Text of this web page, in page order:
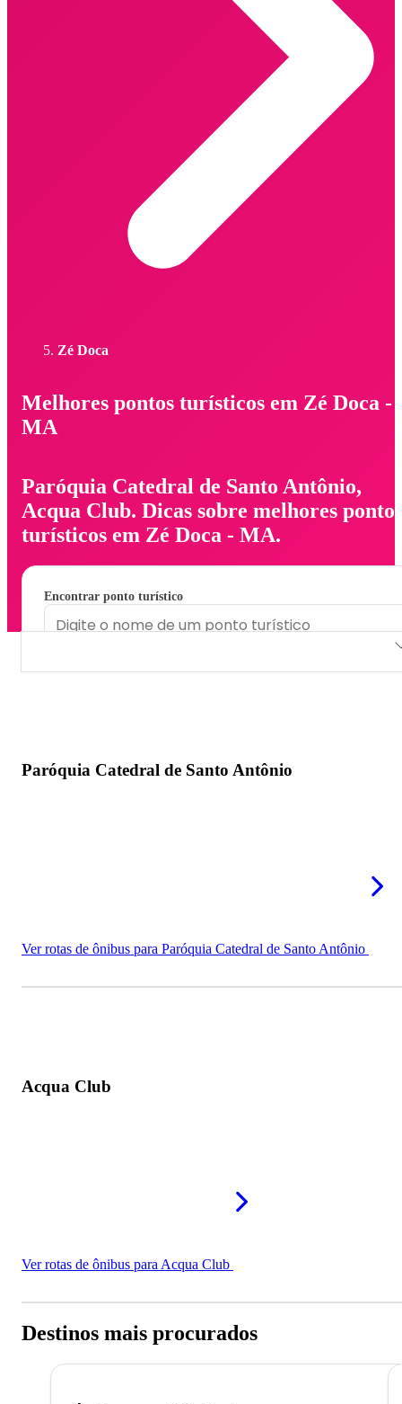
Zé Doca
Melhores pontos turísticos em Zé Doca -
MA
Paróquia Catedral de Santo Antônio,
Acqua Club. Dicas sobre melhores pontos
turísticos em Zé Doca - MA.
Encontrar ponto turístico
Paróquia Catedral de Santo Antônio
Ver rotas de ônibus para Paróquia Catedral de Santo Antônio
Acqua Club
Ver rotas de ônibus para Acqua Club
Destinos mais procurados